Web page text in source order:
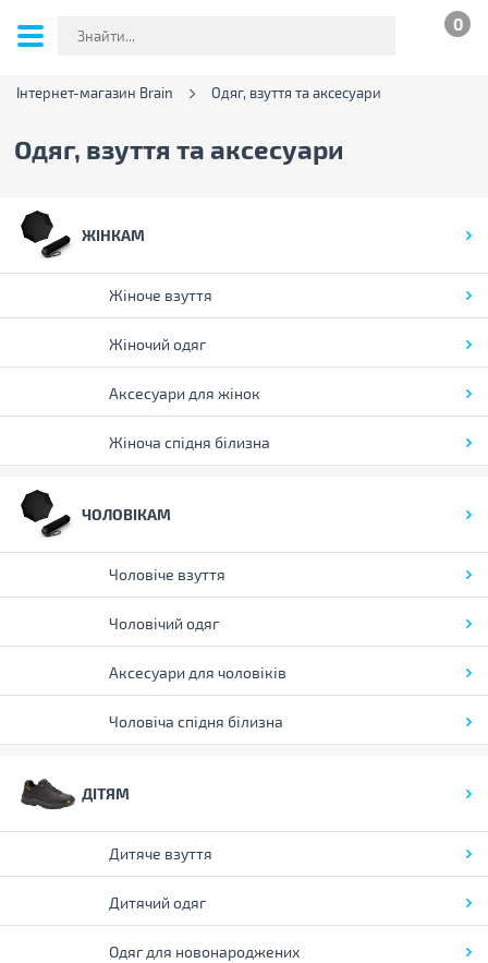
0
Інтернет-магазин Brain Одяг, взуття та аксесуари
Одяг, взуття та аксесуари
ЖІНКАМ
Жіноче взуття
Жіночий одяг
Аксесуари для жінок
Жіноча спідня білизна
ЧОЛОВІКАМ
Чоловіче взуття
Чоловічий одяг
Аксесуари для чоловіків
Чоловіча спідня білизна
ДІТЯМ
Дитяче взуття
Дитячий одяг
Одяг для новонароджених